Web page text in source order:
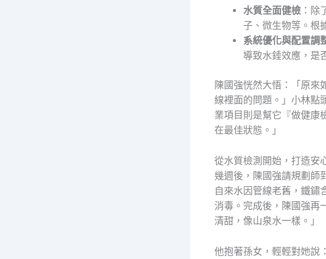
水質全面健檢 ：
子、微生物等。根
系統優化與配置調
導致水錘效應，是
陳國強恍然大悟：「原來
線裡面的問題。」小林點
業項目則是幫它『做健康
在最佳狀態。」
從水質檢測開始，打造安
幾週後，陳國強請規劃師
自來水因管線老舊，鐵鏽
消毒。完成後，陳國強再
清甜，像山泉水一樣。」
他抱著孫女，輕輕對她說